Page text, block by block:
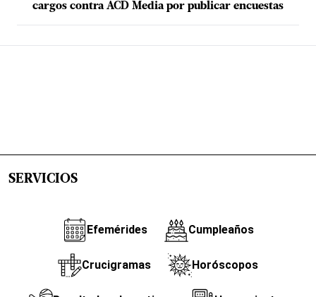
cargos contra ACD Media por publicar encuestas
SERVICIOS
Efemérides Cumpleaños
Crucigramas Horóscopos